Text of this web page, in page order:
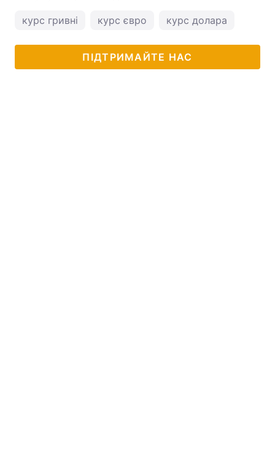
курс гривні курс євро курс долара
ПІДТРИМАЙТЕ НАС